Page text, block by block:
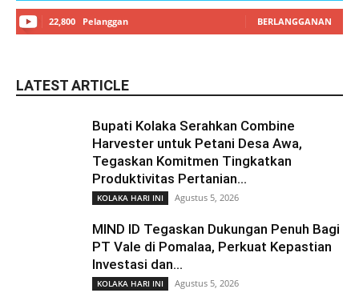
22,800 Pelanggan BERLANGGANAN
LATEST ARTICLE
Bupati Kolaka Serahkan Combine
Harvester untuk Petani Desa Awa,
Tegaskan Komitmen Tingkatkan
Produktivitas Pertanian...
KOLAKA HARI INI Agustus 5, 2026
MIND ID Tegaskan Dukungan Penuh Bagi
PT Vale di Pomalaa, Perkuat Kepastian
Investasi dan...
KOLAKA HARI INI Agustus 5, 2026